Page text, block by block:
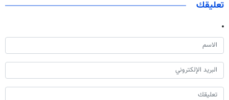
تعليقك